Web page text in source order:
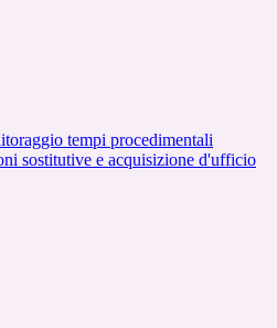
tempi procedimentali
sostitutive e acquisizione d'ufficio